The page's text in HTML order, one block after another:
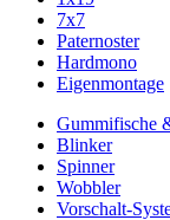
7x7
Paternoster
Hardmono
Eigenmontage
Gummifische
Blinker
Spinner
Wobbler
Vorschalt-